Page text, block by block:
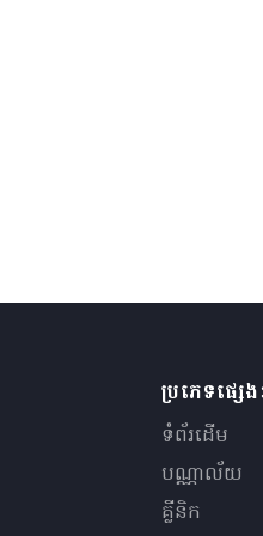
ប្រភេទផ្សេ
ទំព័រដើម
បណ្ណាល័យ
គ្លីនិក